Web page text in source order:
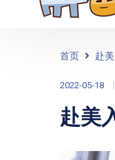
首页 赴
2022-05-18
赴美